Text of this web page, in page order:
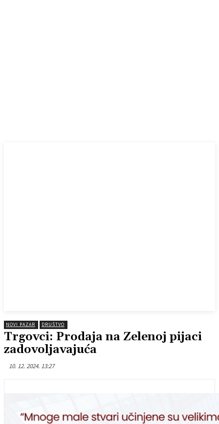
NOVI PAZAR DRUŠTVO
Trgovci: Prodaja na Zelenoj pijaci
zadovoljavajuća
10. 12. 2024. 13:27